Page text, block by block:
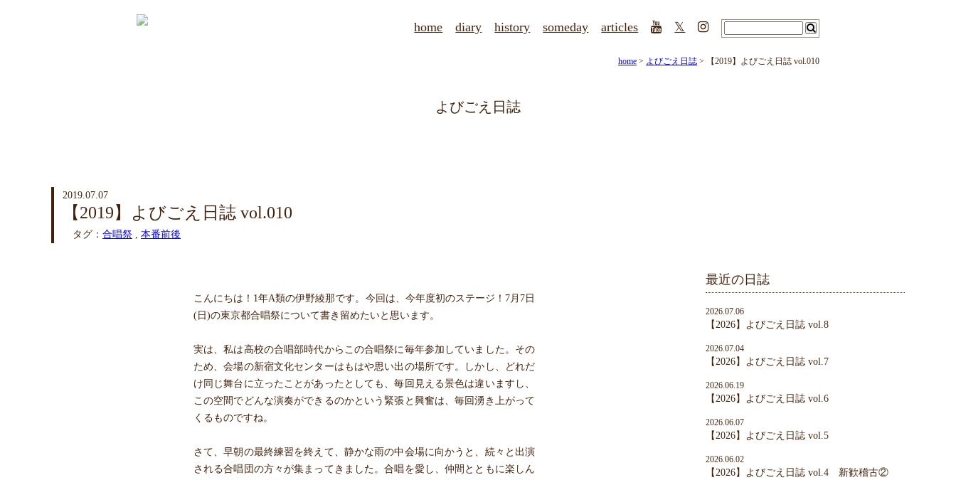
home diary history someday articles 𝕏
home > よびごえ日誌 > 【2019】よびごえ日誌 vol.010
よびごえ日誌
2019.07.07
【2019】よびごえ日誌 vol.010
タグ： 合唱祭 , 本番前後
こんにちは！1年A類の伊野綾那です。今回は、今年度初のステージ！7月7日
(日)の東京都合唱祭について書き留めたいと思います。
実は、私は高校の合唱部時代からこの合唱祭に毎年参加していました。その
ため、会場の新宿文化センターはもはや思い出の場所です。しかし、どれだ
け同じ舞台に立ったことがあったとしても、毎回見える景色は違いますし、
この空間でどんな演奏ができるのかという緊張と興奮は、毎回湧き上がって
くるものですね。
さて、早朝の最終練習を終えて、静かな雨の中会場に向かうと、続々と出演
される合唱団の方々が集まってきました。合唱を愛し、仲間とともに楽しん
最近の日誌
2026.07.06
【2026】よびごえ日誌 vol.8
2026.07.04
【2026】よびごえ日誌 vol.7
2026.06.19
【2026】よびごえ日誌 vol.6
2026.06.07
【2026】よびごえ日誌 vol.5
2026.06.02
【2026】よびごえ日誌 vol.4 新歓稽古②